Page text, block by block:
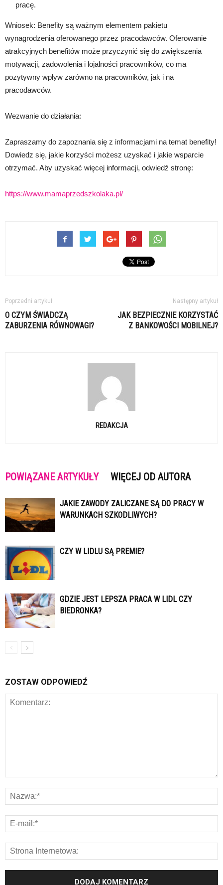
pracę.
Wniosek: Benefity są ważnym elementem pakietu
wynagrodzenia oferowanego przez pracodawców. Oferowanie
atrakcyjnych benefitów może przyczynić się do zwiększenia
motywacji, zadowolenia i lojalności pracowników, co ma
pozytywny wpływ zarówno na pracowników, jak i na
pracodawców.
Wezwanie do działania:
Zapraszamy do zapoznania się z informacjami na temat benefity!
Dowiedz się, jakie korzyści możesz uzyskać i jakie wsparcie
otrzymać. Aby uzyskać więcej informacji, odwiedź stronę:
https://www.mamaprzedszkolaka.pl/
Poprzedni artykuł
O CZYM ŚWIADCZĄ
ZABURZENIA RÓWNOWAGI?
Następny artykuł
JAK BEZPIECZNIE KORZYSTAĆ
Z BANKOWOŚCI MOBILNEJ?
REDAKCJA
POWIĄZANE ARTYKUŁY WIĘCEJ OD AUTORA
JAKIE ZAWODY ZALICZANE SĄ DO PRACY W
WARUNKACH SZKODLIWYCH?
CZY W LIDLU SĄ PREMIE?
GDZIE JEST LEPSZA PRACA W LIDL CZY
BIEDRONKA?
ZOSTAW ODPOWIEDŹ